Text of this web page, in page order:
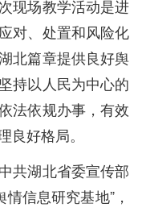
现场教学活动是进
对、处置和风险化
北篇章提供良好舆
持以人民为中心的
法依规办事，有效
好格局。
共湖北省委宣传部
信息研究基地”，